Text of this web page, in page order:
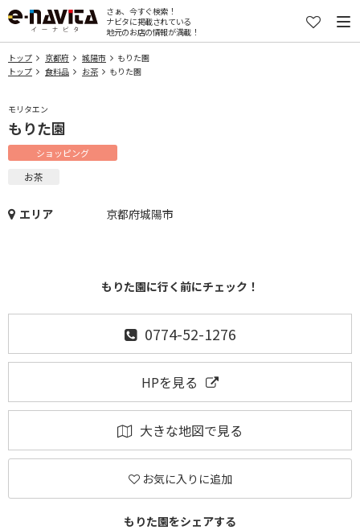
さぁ、今すぐ検索！
ナビタに掲載されている
地元のお店の情報が満載！
トップ 京都府 城陽市
もりた園
トップ
食料品 お茶 もりた園
モリタエン
もりた園
ショッピング
お茶
エリア 京都府城陽市
もりた園に行く前にチェック！
0774-52-1276
HPを見る
大きな地図で見る
お気に入りに追加
もりた園をシェアする